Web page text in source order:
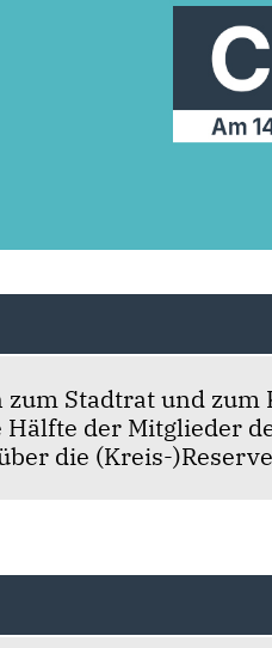
zum Stadtrat und
der Mitglieder
die (Kreis-